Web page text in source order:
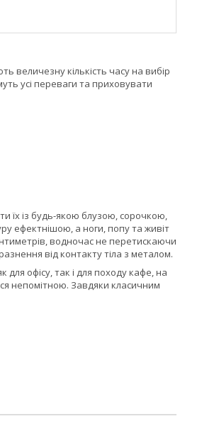
величезну кількість часу на вибір
усі переваги та приховувати
їх із будь-якою блузою, сорочкою,
ефектнішою, а ноги, попу та живіт
водночас не перетискаючи
від контакту тіла з металом.
для офісу, так і для походу кафе, на
непомітною. Завдяки класичним